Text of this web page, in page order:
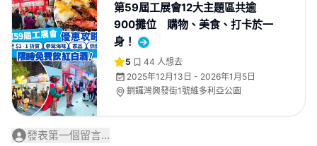
第59屆工展會12大主題區共逾
900攤位 購物、美食、打卡於一
身！
5 44 人想去
2025年12月13日 - 2026年1月5日
銅鑼灣興發街1號維多利亞公園
發表第一個留言...